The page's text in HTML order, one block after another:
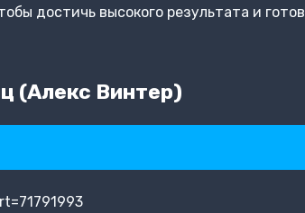
достичь высокого результата и готов
(Алекс Винтер)